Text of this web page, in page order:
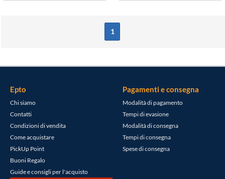
1
Epto
Chi siamo
Contatti
Condizioni di vendita
Come acquistare
PickUp Point
Buoni Regalo
Guide e consigli per l'acquisto
Pagamenti e consegna
Modalità di pagamento
Tempi di evasione
Modalità di consegna
Tempi di consegna
Spese di consegna